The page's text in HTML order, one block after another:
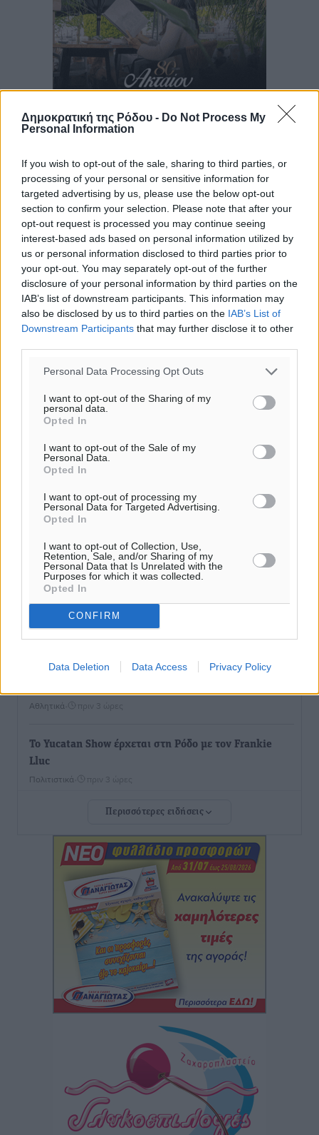
Δημοκρατική της Ρόδου - Do Not Process My
Personal Information
If you wish to opt-out of the sale, sharing to third parties, or
processing of your personal or sensitive information for
targeted advertising by us, please use the below opt-out
section to confirm your selection. Please note that after your
opt-out request is processed you may continue seeing
interest-based ads based on personal information utilized by
us or personal information disclosed to third parties prior to
your opt-out. You may separately opt-out of the further
disclosure of your personal information by third parties on the
IAB’s list of downstream participants. This information may
also be disclosed by us to third parties on the IAB’s List of
Downstream Participants that may further disclose it to other
Personal Data Processing Opt Outs
I want to opt-out of the Sharing of my
personal data.
Opted In
I want to opt-out of the Sale of my
Personal Data.
Opted In
I want to opt-out of processing my
Personal Data for Targeted Advertising.
Opted In
I want to opt-out of Collection, Use,
Retention, Sale, and/or Sharing of my
Personal Data that Is Unrelated with the
Purposes for which it was collected.
Opted In
CONFIRM
Data Deletion Data Access Privacy Policy
Ροή ειδήσεων
Κλεάνθης: Έτοιμες οι κάρτες διαρκείας της νέας
Αθλητικά• πριν 2 λεπτά
Ατρόμητος Διμυλιάς: Ο Μαργαρίτης και μία
αδιαπραγμάτευτη φιλοσοφία
Αθλητικά• πριν 3 λεπτά
Παπαεμμανουήλ
Αθλητικά• πριν 1 ώρα
ΣΚΟΕ: Σαββατοκύριακο με αγώνες από τον Σ.Σ. Ρόδου
Αθλητικά• πριν 2 ώρες
Συνελήφθη 37χρονη στη Ρόδο γιατί είχε αφήσει τα
τρία ανήλικα παιδιά της χωρίς επιτήρηση
Αθλητικά πριν 3 ώρες
Το Yucatan Show έρχεται στη Ρόδο με τον Frankie
Lluc
Πολιτιστικά πριν 3 ώρες
Σι Τζέι Χάρις: «Να πανηγυρίσουμε πολλές νίκες μαζί»
Αθλητικά• πριν 3 ώρες
Ροδήλιος: Ο απολογισμός από το Πανελλήνιο
Πρωτάθλημα Πίστας
πριν 3 ώρες
Διαγόρας: Μετεγγραφικό ντεμαράζ
πριν 3 ώρες
Γ.Σ. Διαγόρας: Εντατική προετοιμασία και επιστροφή
Εθνική Ανδρών: Ραντεβού στο Telekom Center Athens
• πριν 4 ώρες
Περισσότερες ειδήσεις